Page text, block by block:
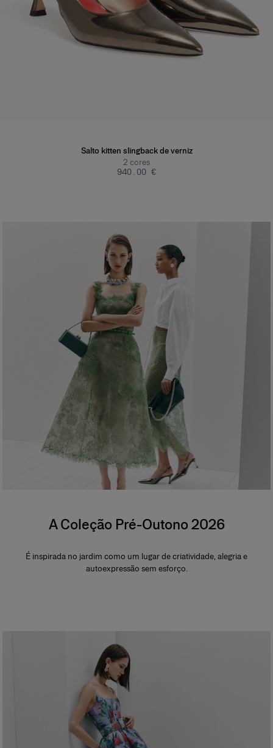
Salto kitten slingback de verniz
2 cores
‌940.00 €
A Coleção Pré-Outono 2026
É inspirada no jardim como um lugar de criatividade, alegria e
autoexpressão sem esforço.